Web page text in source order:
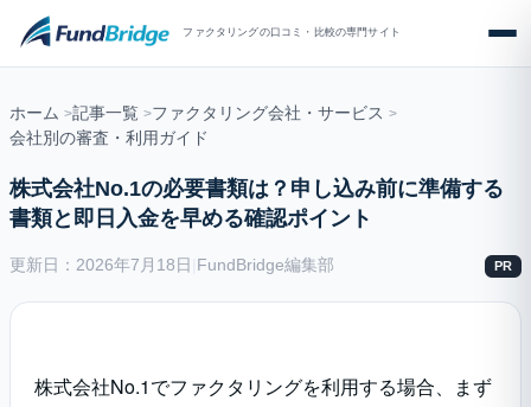
ファクタリングの口コミ・比較の専門サイト
ホーム 記事一覧
ファクタリング会社・サービス
会社別の審査・利用ガイド
株式会社No.1の必要書類は？申し込み前に準備する
書類と即日入金を早める確認ポイント
更新日：2026年7月18日 FundBridge編集部 PR
株式会社No.1でファクタリングを利用する場合、まず